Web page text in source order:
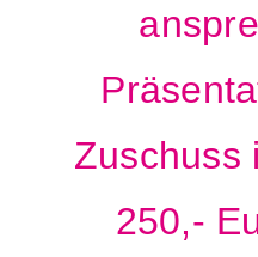
Zuschuss
250,-